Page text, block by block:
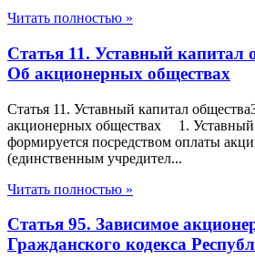
Читать полностью »
Статья 11. Уставный капитал
Об акционерных обществах
Статья 11. Уставный капитал
акционерных обществах 1. Уставный
формируется посредством оплаты
(единственным учредител...
Читать полностью »
Статья 95. Зависимое
Гражданского кодекса